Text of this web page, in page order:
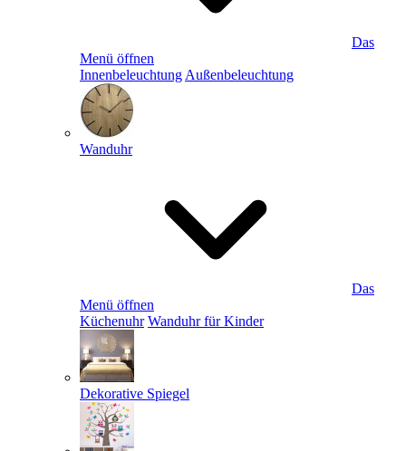
Das
Menü öffnen
Innenbeleuchtung Außenbeleuchtung
Wanduhr
Das
Menü öffnen
Küchenuhr Wanduhr für Kinder
Dekorative Spiegel